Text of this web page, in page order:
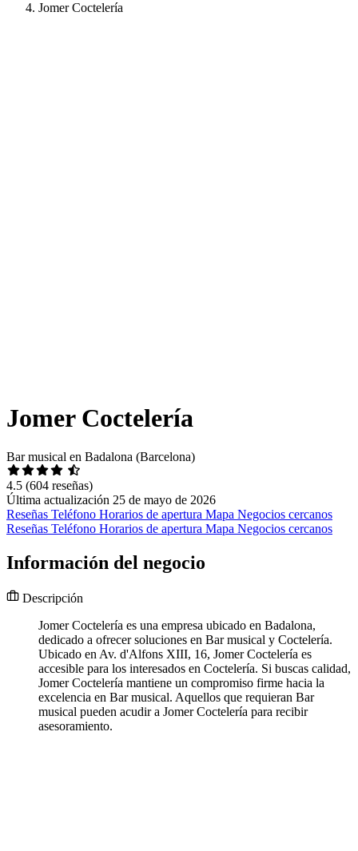
Jomer Coctelería
Jomer Coctelería
Bar musical en Badalona (Barcelona)
4.5 (604 reseñas)
Última actualización 25 de mayo de 2026
Reseñas Teléfono Horarios de apertura Mapa Negocios cercanos
Reseñas Teléfono Horarios de apertura Mapa Negocios cercanos
Información del negocio
Descripción
Jomer Coctelería es una empresa ubicado en Badalona,
dedicado a ofrecer soluciones en Bar musical y Coctelería.
Ubicado en Av. d'Alfons XIII, 16, Jomer Coctelería es
accesible para los interesados en Coctelería. Si buscas calidad,
Jomer Coctelería mantiene un compromiso firme hacia la
excelencia en Bar musical. Aquellos que requieran Bar
musical pueden acudir a Jomer Coctelería para recibir
asesoramiento.